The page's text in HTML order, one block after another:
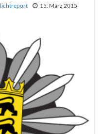
15. März 2015